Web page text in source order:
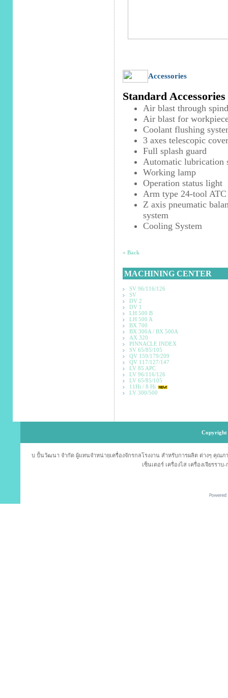
Accessories
Standard Accessories
Air blast through
Air blast for
Coolant flushing
3 axes telescopic
Full splash guard
Automatic lubrication
Working lamp
Operation status light
Arm type 24-tool ATC
Z axis pneumatic
system
Cooling System
« Back
MACHINING CENTER
SV 96/116/126
SV
DV 2
DV 1
LH 500 B
LH 500 A
BX 700
BX 300A / BX 500A
AX 320
PINNACLE INDEX
SV 65/85/105
QV 159/179/209
QV 117/127/147
LV 85 APC
LV 96/116/126
LV 65/85/105
11Hi / 8 Hi
LV 300/500
Copyright
บ ปั้นวัฒนา จำกัด ผู้แทนจำหน่ายเครื่องจักรกลโรงงาน สำหรับการผลิต ต่างๆ คุณภ
เซ็นเตอร์ เครื่องไส เครื่องเจียรรา